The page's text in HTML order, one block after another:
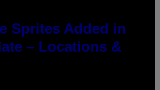
Sprites Added in
– Locations &